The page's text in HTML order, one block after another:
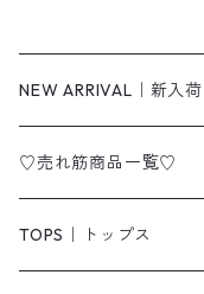
NEW ARRIVAL｜新入荷
♡売れ筋商品一覧♡
TOPS｜トップス